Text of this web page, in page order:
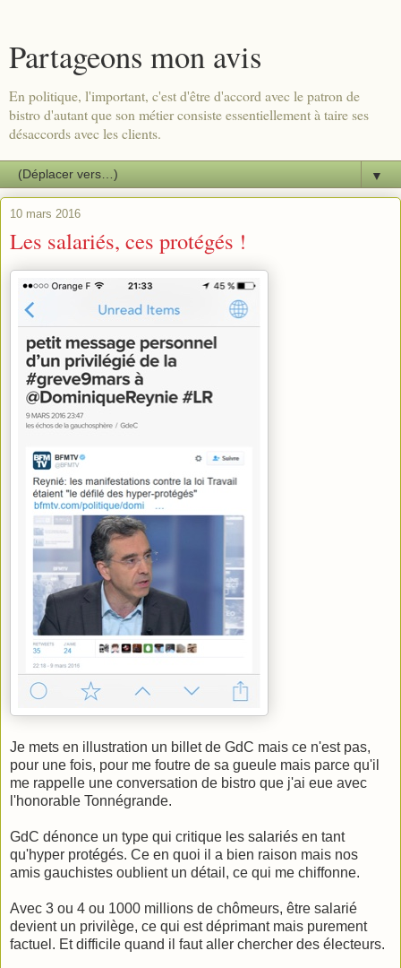
Partageons mon avis
En politique, l'important, c'est d'être d'accord avec le patron de
bistro d'autant que son métier consiste essentiellement à taire ses
désaccords avec les clients.
▼
10 mars 2016
Les salariés, ces protégés !
Je mets en illustration un billet de GdC mais ce n'est pas,
pour une fois, pour me foutre de sa gueule mais parce qu'il
me rappelle une conversation de bistro que j'ai eue avec
l'honorable Tonnégrande.
GdC dénonce un type qui critique les salariés en tant
qu'hyper protégés. Ce en quoi il a bien raison mais nos
amis gauchistes oublient un détail, ce qui me chiffonne.
Avec 3 ou 4 ou 1000 millions de chômeurs, être salarié
devient un privilège, ce qui est déprimant mais purement
factuel. Et difficile quand il faut aller chercher des électeurs.